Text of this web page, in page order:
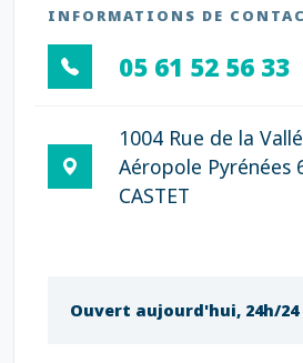
INFORMATIONS DE
05 61 52 56 33
1004 Rue de la
Aéropole Pyrénées
CASTET
Ouvert aujourd'hui, 24h/24